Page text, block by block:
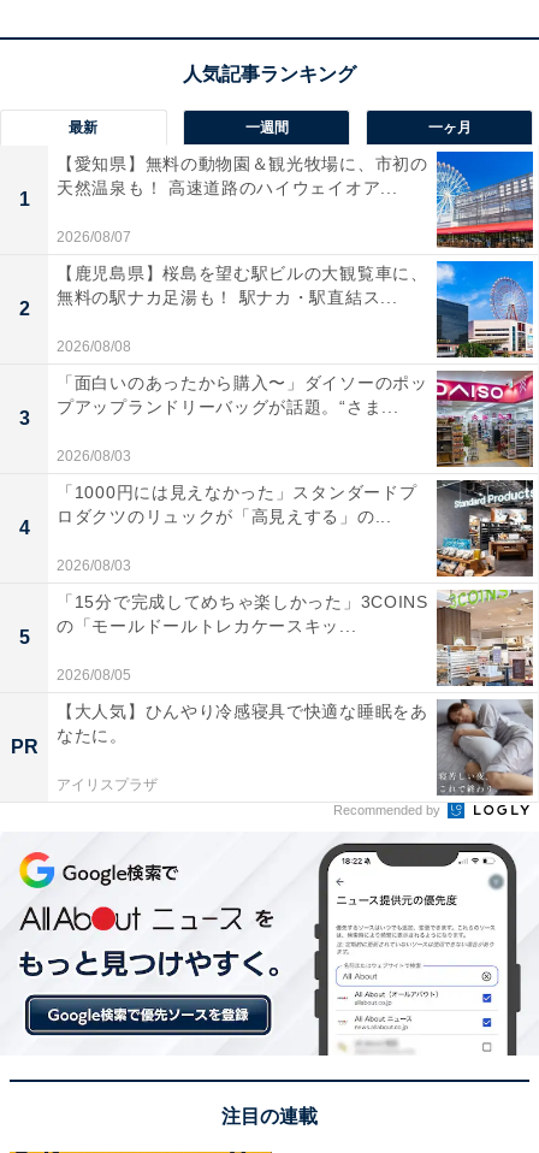
どんな店舗限定デザインが登場する？
横浜赤レンガ倉庫のスタンプデザイン活用例とロゴのスタンプ（右上）
9月5日から期間限定で登場する地域企業コラボのスタン
プデザインは次の通り。
・横浜赤レンガ倉庫
……ロゴマークや建物外観をあしら
ったイラストなど6種類
・ ありあけ……定番商品「横濱ハーバー ダブルマロン」
のロゴ、ありあけ公式マスコットキャラクター「ハーバ
ーくん」、柳原良平画伯のオリジナルパッケージデザイ
最新 一週間 一ヶ月
1
【愛知県】無料の動物園＆観光牧場に、市初の
天然温泉も！ 高速道路のハイウェイオア...
2026/08/07
2
【鹿児島県】桜島を望む駅ビルの大観覧車に、
無料の駅ナカ足湯も！ 駅ナカ・駅直結ス...
2026/08/08
3
「面白いのあったから購入〜」ダイソーのポッ
プアップランドリーバッグが話題。“さま...
2026/08/03
4
「1000円には見えなかった」スタンダードプ
ロダクツのリュックが「高見えする」の...
2026/08/03
5
「15分で完成してめちゃ楽しかった」3COINS
の「モールドールトレカケースキッ...
2026/08/05
PR
【大人気】ひんやり冷感寝具で快適な睡眠をあ
なたに。
アイリスプラザ
Recommended by
注目の連載